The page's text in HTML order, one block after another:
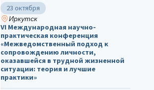
23 октября
Иркутск
VI Международная научно-
практическая конференция
«Межведомственный подход к
сопровождению личности,
оказавшейся в трудной жизненной
ситуации: теория и лучшие
практики»